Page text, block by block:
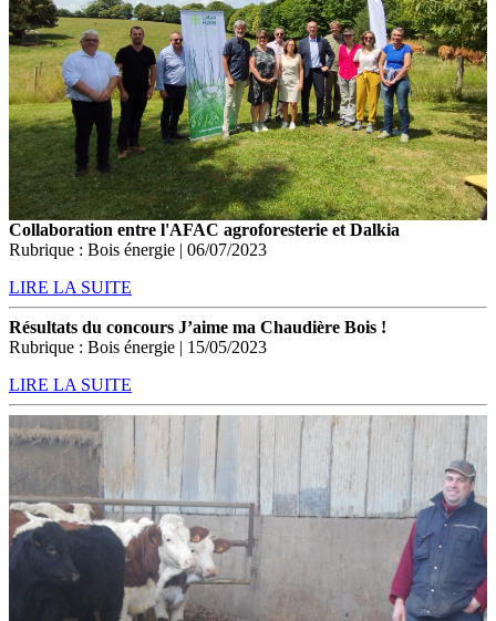
Collaboration entre l'AFAC agroforesterie et Dalkia
Rubrique : Bois énergie | 06/07/2023
LIRE LA SUITE
Résultats du concours J’aime ma Chaudière Bois !
Rubrique : Bois énergie | 15/05/2023
LIRE LA SUITE